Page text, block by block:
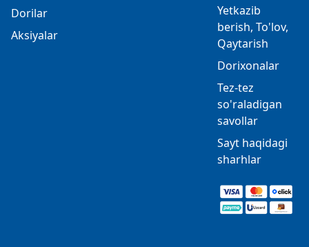
Dorilar
Aksiyalar
Yetkazib
berish, To'lov,
Qaytarish
Dorixonalar
Tez-tez
so'raladigan
savollar
Sayt haqidagi
sharhlar